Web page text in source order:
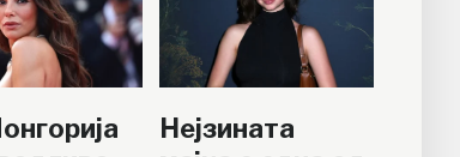
Нејзината